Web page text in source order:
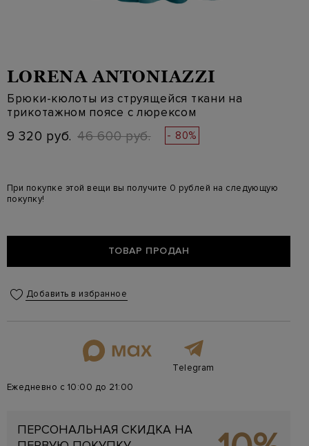
LORENA ANTONIAZZI
Брюки-кюлоты из струящейся ткани на
трикотажном поясе с люрексом
9 320 руб. 46 600 руб. - 80%
При покупке этой вещи вы получите 0 рублей на следующую
покупку!
ТОВАР ПРОДАН
Добавить в избранное
Telegram
Ежедневно с 10:00 до 21:00
ПЕРСОНАЛЬНАЯ СКИДКА НА